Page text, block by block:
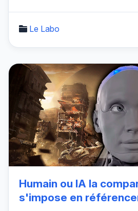
Le Labo
Humain ou IA la
s'impose en